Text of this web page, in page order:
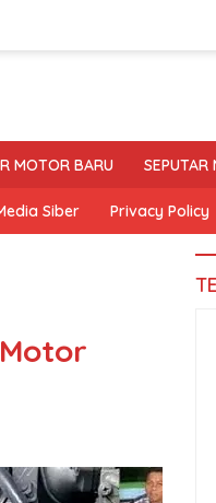
MOTOR BARU SEPUTAR
Siber Privacy Policy